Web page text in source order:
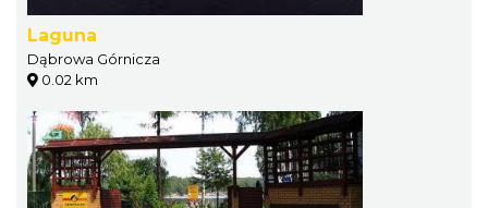
Laguna
Dąbrowa Górnicza
0.02 km